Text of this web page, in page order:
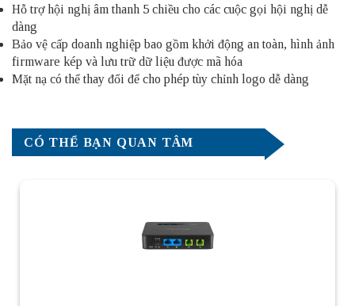
Hỗ trợ hội nghị âm thanh 5 chiều cho các cuộc gọi hội nghị dễ
dàng
Bảo vệ cấp doanh nghiệp bao gồm khởi động an toàn, hình ảnh
firmware kép và lưu trữ dữ liệu được mã hóa
Mặt nạ có thể thay đổi để cho phép tùy chỉnh logo dễ dàng
CÓ THỂ BẠN QUAN TÂM